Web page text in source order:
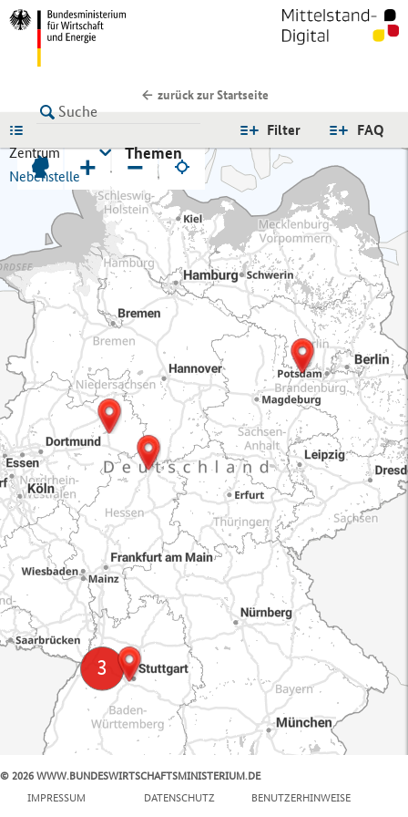
zurück zur Startseite
FAQ
Filter
Zentrum
Nebenstelle
Themen
+ −
© 2026 WWW.BUNDESWIRTSCHAFTSMINISTERIUM.DE
IMPRESSUM
DATENSCHUTZ BENUTZERHINWEISE